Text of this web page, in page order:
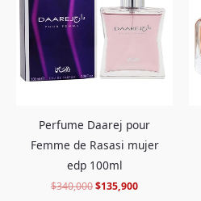
Perfume Daarej pour
Femme de Rasasi mujer
edp 100ml
$340,000
$340,000.
$135,900
$135,900.